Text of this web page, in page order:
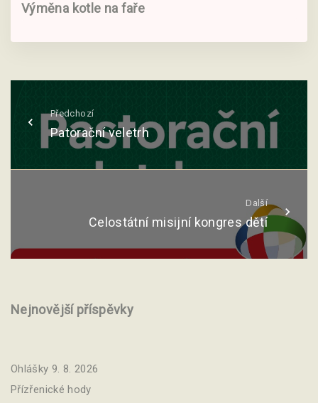
Výměna kotle na faře
Předchozí
Patorační veletrh
Další
Celostátní misijní kongres dětí
Nejnovější příspěvky
Ohlášky 9. 8. 2026
Přízřenické hody